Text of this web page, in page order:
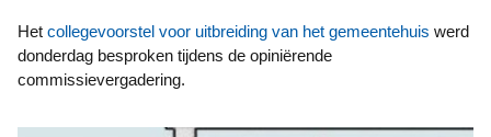
Het collegevoorstel voor uitbreiding van het gemeentehuis werd
donderdag besproken tijdens de opiniërende
commissievergadering.